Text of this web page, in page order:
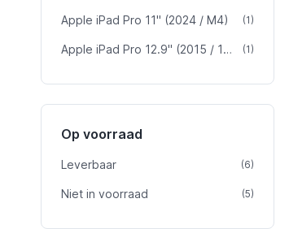
Apple iPad Pro 11" (2024 / M4) (1)product
Apple iPad Pro 12.9" (2015 / 1st) (1)product
Op voorraad
Leverbaar (6)product
Niet in voorraad (5)product